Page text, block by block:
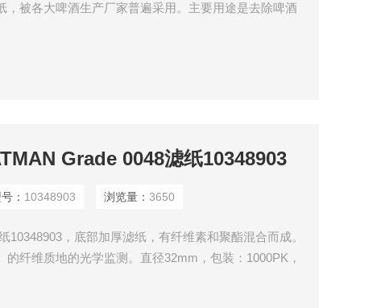
，被各大啤酒生产厂家普遍采用。主要用途是去除啤酒
物中的活性碳酸钙含量等一系列指标，NO.2555号滤
严格质量控
Grade 0048滤纸10348903
： 10348903 浏览量：3650
10348903，底部加厚滤纸，有纤维素和聚酯混合而成。
纤维质地的光学监测。直径32mm，包装：1000PK，